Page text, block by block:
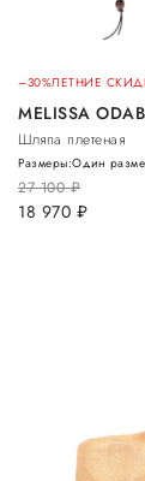
–30%ЛЕТНИЕ
MELISSA
Шляпа плетеная
27 100руб.
18 970 руб.
Размеры:Один